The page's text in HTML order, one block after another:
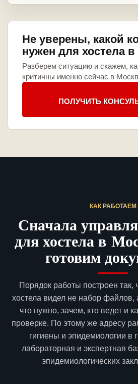
Не уверены, какой
нужен для хостела
Разберем ситуацию и скажем,
критичны именно сейчас в
ПОЛУЧИТЬ
КАК РАБОТАЕМ
Сначала
для хостела в
готовим
Порядок работы построен так,
хостела видел не набор файлов,
что нужно, зачем, кто ведет и
проверке. По этому же адресу
гигиены и эпидемиологии в
лабораторная и экспертная
эпидемиологических